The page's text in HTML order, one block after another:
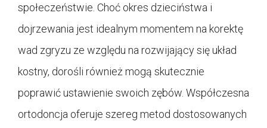
społeczeństwie. Choć okres dzieciństwa i
dojrzewania jest idealnym momentem na korektę
wad zgryzu ze względu na rozwijający się układ
kostny, dorośli również mogą skutecznie
poprawić ustawienie swoich zębów. Współczesna
ortodoncja oferuje szereg metod dostosowanych